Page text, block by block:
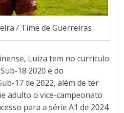
/ Time de Guerreiras
Luiza tem no currículo
18 2020 e do
17 de 2022, além de ter
adulto o vice-campeonato
para a série A1 de 2024.